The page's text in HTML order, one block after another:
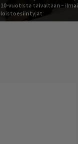
10-vuotista taivaltaan –
loistoesiintyjät